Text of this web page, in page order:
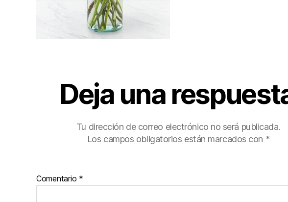
Deja una
Tu dirección de correo electrónico no será publicada.
Los campos obligatorios están marcados con *
Comentario *